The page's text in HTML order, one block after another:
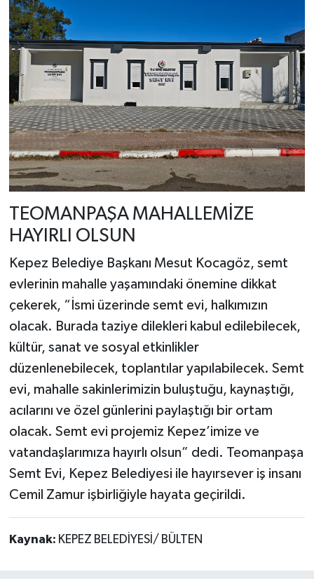
TEOMANPAŞA MAHALLEMİZE
HAYIRLI OLSUN
Kepez Belediye Başkanı Mesut Kocagöz, semt
evlerinin mahalle yaşamındaki önemine dikkat
çekerek, “İsmi üzerinde semt evi, halkımızın
olacak. Burada taziye dilekleri kabul edilebilecek,
kültür, sanat ve sosyal etkinlikler
düzenlenebilecek, toplantılar yapılabilecek. Semt
evi, mahalle sakinlerimizin buluştuğu, kaynaştığı,
acılarını ve özel günlerini paylaştığı bir ortam
olacak. Semt evi projemiz Kepez’imize ve
vatandaşlarımıza hayırlı olsun” dedi. Teomanpaşa
Semt Evi, Kepez Belediyesi ile hayırsever iş insanı
Cemil Zamur işbirliğiyle hayata geçirildi.
Kaynak: KEPEZ BELEDİYESİ/ BÜLTEN